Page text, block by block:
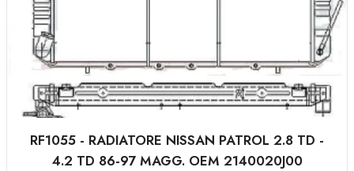
RF1055 - RADIATORE NISSAN PATROL 2.8 TD -
4.2 TD 86-97 MAGG. OEM 2140020J00